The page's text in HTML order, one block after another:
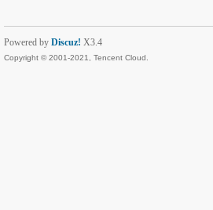
Powered by Discuz! X3.4
Copyright © 2001-2021, Tencent Cloud.